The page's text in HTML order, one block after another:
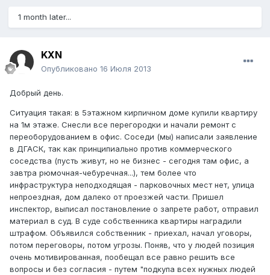
1 month later...
KXN
Опубликовано 16 Июля 2013
Добрый день.
Ситуация такая: в 5этажном кирпичном доме купили квартиру
на 1м этаже. Снесли все перегородки и начали ремонт с
переоборудованием в офис. Соседи (мы) написали заявление
в ДГАСК, так как принципиально против коммерческого
соседства (пусть живут, но не бизнес - сегодня там офис, а
завтра рюмочная-чебуречная...), тем более что
инфраструктура неподходящая - парковочных мест нет, улица
непроездная, дом далеко от проезжей части. Пришел
инспектор, выписал постановление о запрете работ, отправил
материал в суд. В суде собственника квартиры наградили
штрафом. Объявился собственник - приехал, начал уговоры,
потом переговоры, потом угрозы. Поняв, что у людей позиция
очень мотивированная, пообещал все равно решить все
вопросы и без согласия - путем "подкупа всех нужных людей